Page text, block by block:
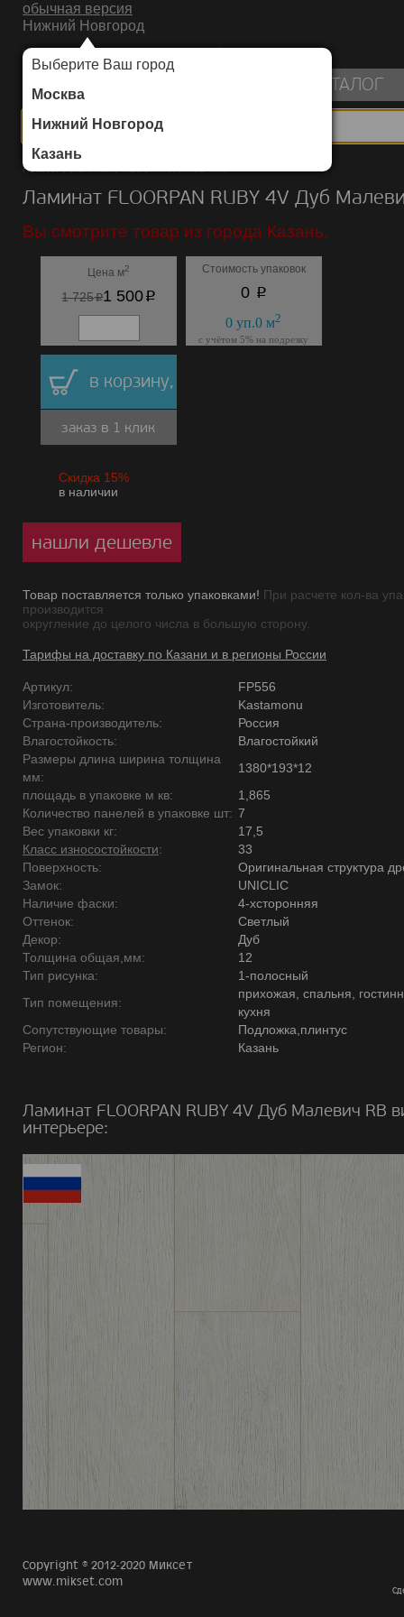
обычная версия
Нижний Новгород
Выберите Ваш город
Москва
Нижний Новгород
Казань
ИНТЕРНЕТ-МАГАЗИН НАПОЛЬНЫХ ПОКРЫТИЙ
КАТАЛОГ
Каталог/Ламинат/FLOORPAN/RUBY 4V
Ламинат FLOORPAN RUBY 4V Дуб
Вы смотрите товар из города Казань.
Цена м2
1 725p1 500p
Стоимость упаковок
0 p
0 уп.0 м2
с учётом 5% на подрезку
в корзину,
заказ в 1 клик
Скидка 15%
в наличии
нашли дешевле
Товар поставляется только упаковками! При расчете кол-ва
производится
округление до целого числа в большую сторону.
Тарифы на доставку по Казани и в регионы России
Артикул:
FP556
Изготовитель:
Kastamonu
Страна-производитель:
Россия
Влагостойкость:
Влагостойкий
Размеры длина ширина толщина
мм:
1380*193*12
площадь в упаковке м кв:
1,865
Количество панелей в упаковке шт: 7
Вес упаковки кг:
17,5
Класс износостойкости:
33
Поверхность:
Оригинальная структура
Замок:
UNICLIC
Наличие фаски:
4-хсторонняя
Оттенок:
Светлый
Декор:
Дуб
Толщина общая,мм:
12
Тип рисунка:
1-полосный
Тип помещения:
прихожая, спальня,
кухня
Сопутствующие товары:
Подложка,плинтус
Регион:
Казань
Ламинат FLOORPAN RUBY 4V Дуб Малевич RB
интерьере:
Copyright © 2012-2020 Миксет
www.mikset.com